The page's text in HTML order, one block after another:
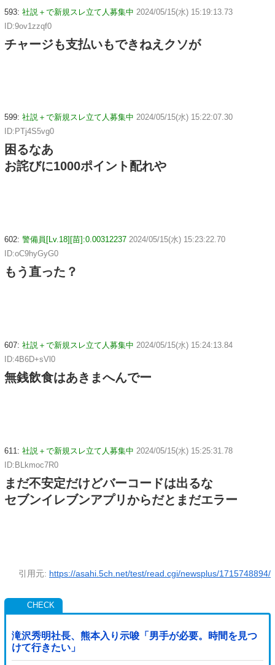
593: 社説＋で新規スレ立て人募集中 2024/05/15(水) 15:19:13.73
ID:9ov1zzqf0
チャージも支払いもできねえクソが
599: 社説＋で新規スレ立て人募集中 2024/05/15(水) 15:22:07.30
ID:PTj4S5vg0
困るなあ
お詫びに1000ポイント配れや
602: 警備員[Lv.18][苗]:0.00312237 2024/05/15(水) 15:23:22.70
ID:oC9hyGyG0
もう直った？
607: 社説＋で新規スレ立て人募集中 2024/05/15(水) 15:24:13.84
ID:4B6D+sVl0
無銭飲食はあきまへんでー
611: 社説＋で新規スレ立て人募集中 2024/05/15(水) 15:25:31.78
ID:BLkmoc7R0
まだ不安定だけどバーコードは出るな
セブンイレブンアプリからだとまだエラー
引用元: https://asahi.5ch.net/test/read.cgi/newsplus/1715748894/
滝沢秀明社長、熊本入り示唆「男手が必要。時間を見つ
けて行きたい」